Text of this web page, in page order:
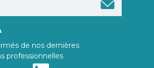
de nos dernières
professionnelles